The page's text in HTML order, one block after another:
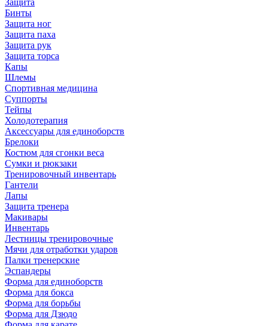
Защита
Бинты
Защита ног
Защита паха
Защита рук
Защита торса
Капы
Шлемы
Спортивная медицина
Суппорты
Тейпы
Холодотерапия
Аксессуары для единоборств
Брелоки
Костюм для сгонки веса
Сумки и рюкзаки
Тренировочный инвентарь
Гантели
Лапы
Защита тренера
Макивары
Инвентарь
Лестницы тренировочные
Мячи для отработки ударов
Палки тренерские
Эспандеры
Форма для единоборств
Форма для бокса
Форма для борьбы
Форма для Дзюдо